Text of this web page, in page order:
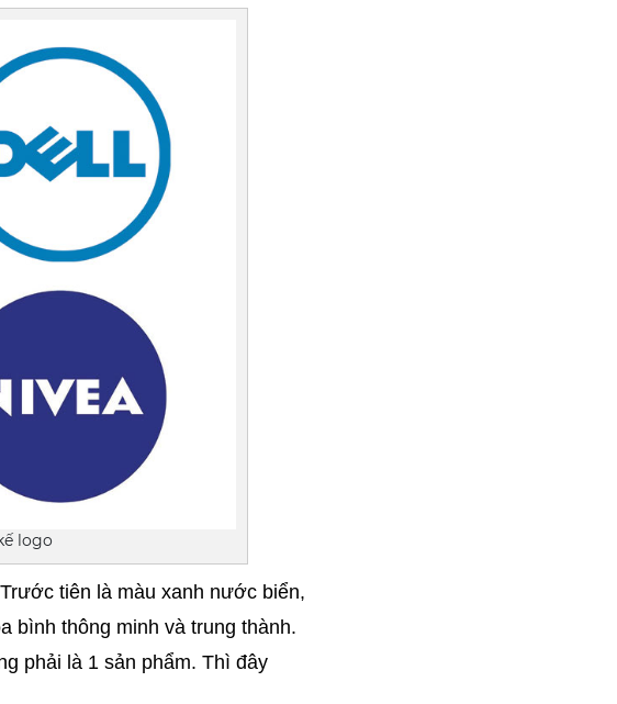
logo
tiên là màu xanh nước biển,
bình thông minh và trung thành.
phải là 1 sản phẩm. Thì đây